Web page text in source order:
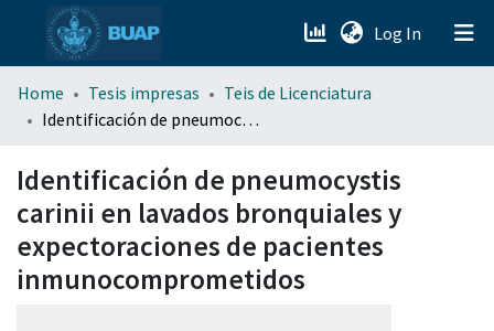
Log In (current)
menu.section.about_menu
Home Tesis impresas
Teis de Licenciatura
Identificación de pneumocystis carinii en lavados bronquiales y expectoraciones de pacientes inmunocomprometidos
Identificación de pneumocystis
carinii en lavados bronquiales y
expectoraciones de pacientes
inmunocomprometidos